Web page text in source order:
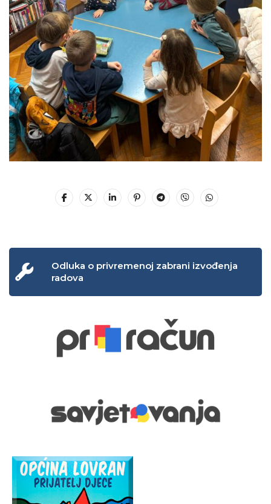
Odluka o privremenoj zabrani izvođenja
radova